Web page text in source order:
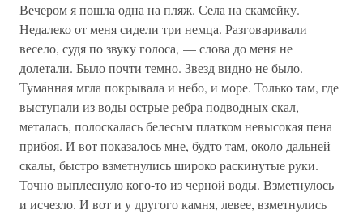
Вечером я пошла одна на пляж. Села на скамейку.
Недалеко от меня сидели три немца. Разговаривали
весело, судя по звуку голоса, — слова до меня не
долетали. Было почти темно. Звезд видно не было.
Туманная мгла покрывала и небо, и море. Только там, где
выступали из воды острые ребра подводных скал,
металась, полоскалась белесым платком невысокая пена
прибоя. И вот показалось мне, будто там, около дальней
скалы, быстро взметнулись широко раскинутые руки.
Точно выплеснуло кого-то из черной воды. Взметнулось
и исчезло. И вот и у другого камня, левее, взметнулись